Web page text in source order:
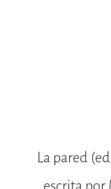
La pared